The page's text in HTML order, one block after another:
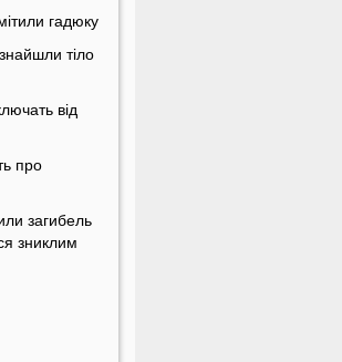
гадюку
тіло
від
про
загибель
зниклим